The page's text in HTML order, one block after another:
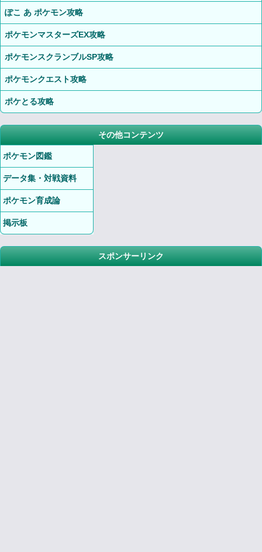
ぽこ あ ポケモン攻略
ポケモンマスターズEX攻略
ポケモンスクランブルSP攻略
ポケモンクエスト攻略
ポケとる攻略
その他コンテンツ
ポケモン図鑑
データ集・対戦資料
ポケモン育成論
掲示板
スポンサーリンク